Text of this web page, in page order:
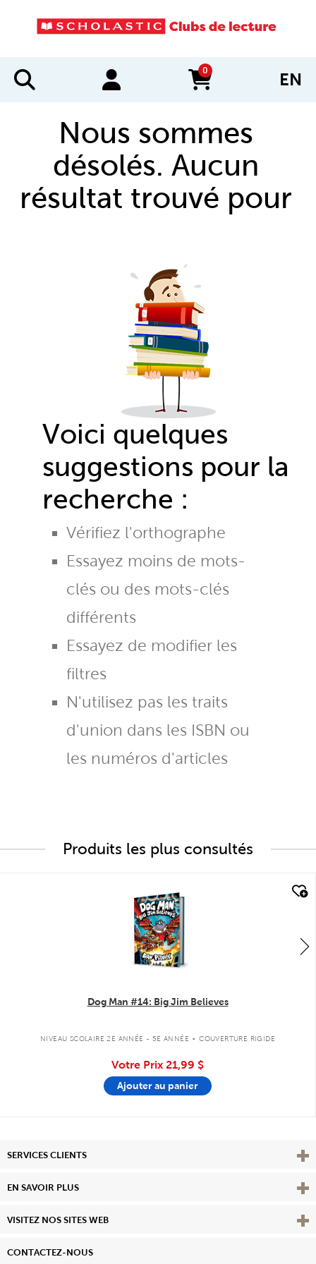
0
items in cart EN
Nous sommes
désolés. Aucun
résultat trouvé pour
Voici quelques
suggestions pour la
recherche :
Vérifiez l'orthographe
Essayez moins de mots-
clés ou des mots-clés
différents
Essayez de modifier les
filtres
N'utilisez pas les traits
d'union dans les ISBN ou
les numéros d'articles
Produits les plus consultés
Dog Man #14: Big Jim Believes
NIVEAU SCOLAIRE 2E ANNÉE - 5E ANNÉE . COUVERTURE RIGIDE
Votre Prix 21,99 $
Ajouter au panier
SERVICES CLIENTS
EN SAVOIR PLUS View
VISITEZ NOS SITES WEB
CONTACTEZ-NOUS